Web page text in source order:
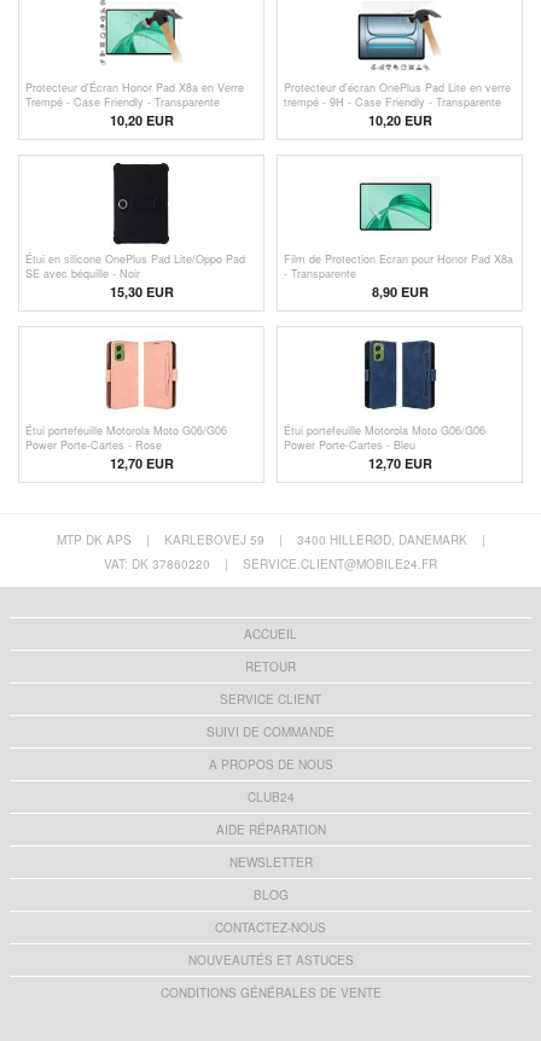
Protecteur d'Écran Honor Pad X8a en Verre
Trempé - Case Friendly - Transparente
10,20 EUR
Protecteur d'écran OnePlus Pad Lite en verre
trempé - 9H - Case Friendly - Transparente
10,20 EUR
Étui en silicone OnePlus Pad Lite/Oppo Pad
SE avec béquille - Noir
15,30EUR
Film de Protection Ecran pour Honor Pad X8a
- Transparente
8,90 EUR
Étui portefeuille Motorola Moto G06/G06
Power Porte-Cartes - Rose
12,70 EUR
Étui portefeuille Motorola Moto G06/G06
Power Porte-Cartes - Bleu
12,70 EUR
MTP DK APS | KARLEBOVEJ 59 | 3400 HILLERØD, DANEMARK
|
VAT: DK 37860220
| SERVICE.CLIENT@MOBILE24.FR
ACCUEIL
RETOUR
SERVICE CLIENT
SUIVI DE COMMANDE
A PROPOS DE NOUS
CLUB24
AIDE RÉPARATION
NEWSLETTER
BLOG
CONTACTEZ-NOUS
NOUVEAUTÉS ET ASTUCES
CONDITIONS GÉNÉRALES DE VENTE